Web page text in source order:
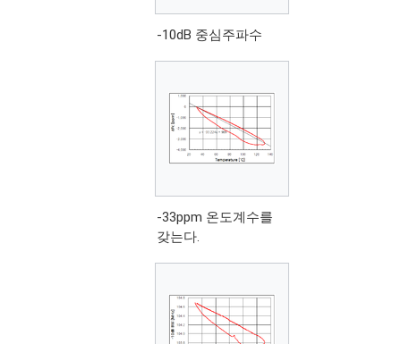
-10dB 중심주파수
-33ppm 온도계수를
갖는다.